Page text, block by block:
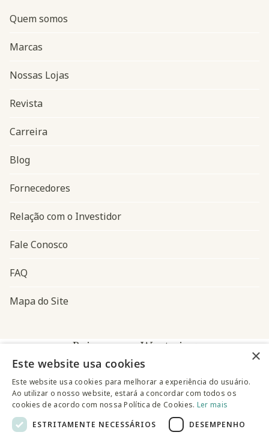
Navegação do rodapé
Quem somos
Marcas
Nossas Lojas
Revista
Carreira
Blog
Fornecedores
Relação com o Investidor
Fale Conosco
FAQ
Mapa do Site
Baixe o app Westwing
×
Este website usa cookies
Este website usa cookies para melhorar a experiência do usuário.
Ao utilizar o nosso website, estará a concordar com todos os
cookies de acordo com nossa Política de Cookies. Ler mais
ESTRITAMENTE NECESSÁRIOS
DESEMPENHO